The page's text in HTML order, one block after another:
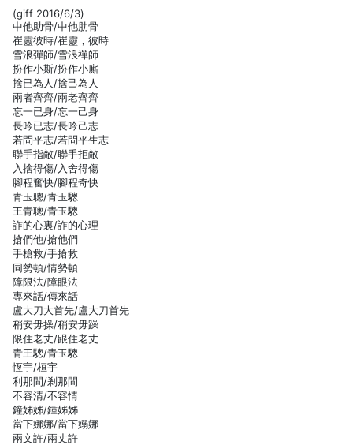
(giff 2016/6/3)
中他助骨/中他肋骨
崔靈彼時/崔靈，彼時
雪浪彈師/雪浪禪師
扮作小斯/扮作小廝
捨已為人/捨己為人
兩者齊齊/兩老齊齊
忘一已身/忘一己身
長吟已志/長吟己志
若問平志/若問平生志
聯手指敵/聯手拒敵
入捨得傷/入舍得傷
腳程奮快/腳程奇快
青玉聰/青玉驄
王青聰/青玉驄
詐的心裏/詐的心理
搶們他/搶他們
手槍救/手搶救
同勢頓/情勢頓
障限法/障眼法
專來話/傳來話
盧大刀大首先/盧大刀首先
稍安毋操/稍安毋躁
限住老丈/跟住老丈
青王驄/青玉驄
恆宇/桓宇
利那間/剎那間
不容清/不容情
鐘姊姊/鍾姊姊
當下娜娜/當下嫋娜
兩文許/兩丈許